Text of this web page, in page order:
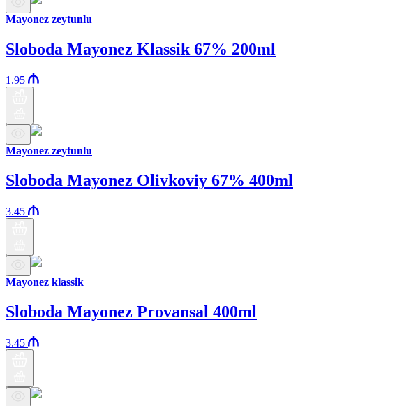
Mayonez zeytunlu
Sloboda Mayonez Klassik 67% 200ml
1.95
Mayonez zeytunlu
Sloboda Mayonez Olivkoviy 67% 400ml
3.45
Mayonez klassik
Sloboda Mayonez Provansal 400ml
3.45